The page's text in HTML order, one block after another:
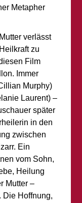
Metapher
verlässt
zu
Film
Immer
Murphy)
Laurent) –
später
in den
zwischen
Ein
vom Sohn,
Heilung
Mutter –
Die Hoffnung,